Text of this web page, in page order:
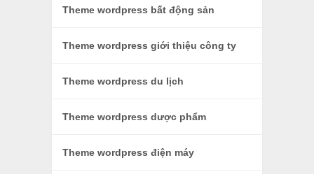
Theme wordpress bất động sản
Theme wordpress giới thiệu công ty
Theme wordpress du lịch
Theme wordpress dược phẩm
Theme wordpress điện máy